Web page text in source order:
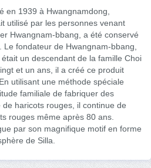
en 1939 à Hwangnamdong,
utilisé par les personnes venant
Hwangnam-bbang, a été conservé
fondateur de Hwangnam-bbang,
un descendant de la famille Choi
et un ans, il a créé ce produit
utilisant une méthode spéciale
familiale de fabriquer des
haricots rouges, il continue de
rouges même après 80 ans.
par son magnifique motif en forme
de Silla.